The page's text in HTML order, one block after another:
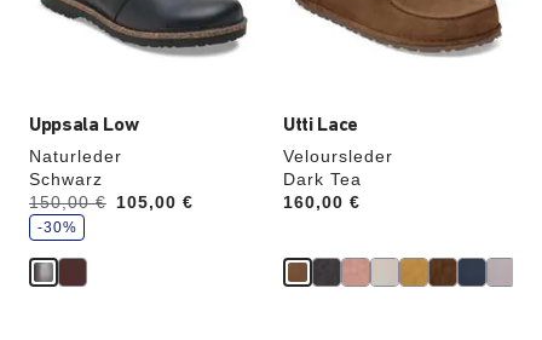
Uppsala Low
Naturleder
Schwarz
Vorher:
150,00 €
Jetzt 105,00 €
S
p
a
r
e
-30%
Produktbilder
aktualisiert.
Utti Lace
Veloursleder
Dark Tea
Price:
160,00 €
Produktbilder
aktualisiert.